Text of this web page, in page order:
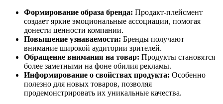
Формирование образа бренда: Продакт-плейсмент
создает яркие эмоциональные ассоциации, помогая
донести ценности компании.
Повышение узнаваемости: Бренды получают
внимание широкой аудитории зрителей.
Обращение внимания на товар: Продукты становятся
более заметными на фоне обилия рекламы.
Информирование о свойствах продукта: Особенно
полезно для новых товаров, позволяя
продемонстрировать их уникальные качества.